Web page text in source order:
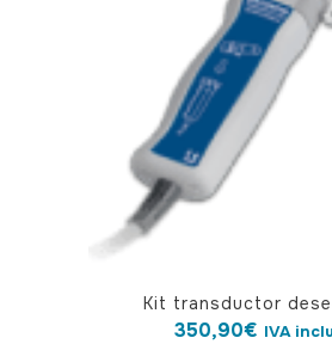
Kit transductor
350,90€ IVA